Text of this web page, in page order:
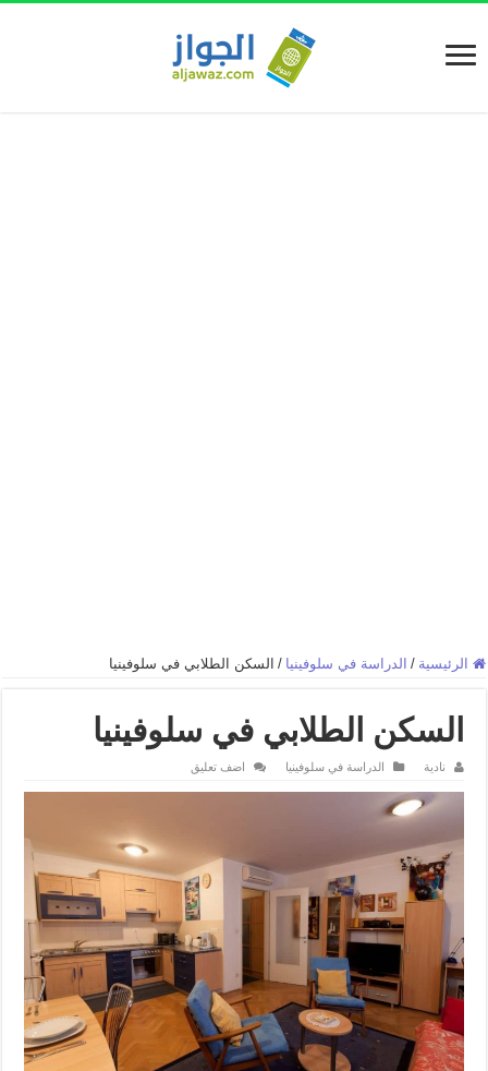
الرئيسية / الدراسة في سلوفينيا / السكن الطلابي في سلوفينيا
السكن الطلابي في سلوفينيا
نادية الدراسة في سلوفينيا اضف تعليق